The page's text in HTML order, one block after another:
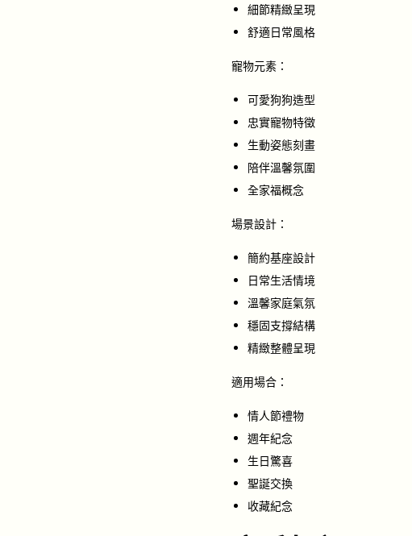
細節精緻呈現
舒適日常風格
寵物元素：
可愛狗狗造型
忠實寵物特徵
生動姿態刻畫
陪伴溫馨氛圍
全家福概念
場景設計：
簡約基座設計
日常生活情境
溫馨家庭氣氛
穩固支撐結構
精緻整體呈現
適用場合：
情人節禮物
週年紀念
生日驚喜
聖誕交換
收藏紀念